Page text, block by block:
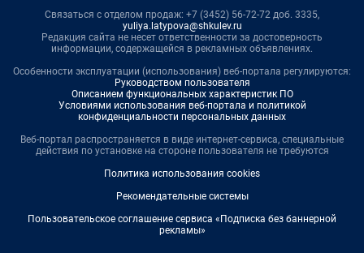
Связаться с отделом продаж: +7 (3452) 56-72-72 доб. 3335,
yuliya.latypova@shkulev.ru
Редакция сайта не несет ответственности за достоверность
информации, содержащейся в рекламных объявлениях.
Особенности эксплуатации (использования) веб-портала регулируются:
Руководством пользователя
Описанием функциональных характеристик ПО
Условиями использования веб-портала и политикой
конфиденциальности персональных данных
Веб-портал распространяется в виде интернет-сервиса, специальные
действия по установке на стороне пользователя не требуются
Политика использования cookies
Рекомендательные системы
Пользовательское соглашение сервиса «Подписка без баннерной
рекламы»